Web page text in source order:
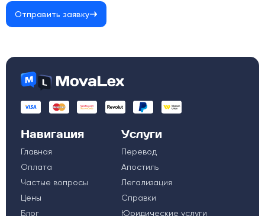
Отправить заявку
Навигация
Главная
Оплата
Частые вопросы
Цены
Блог
Услуги
Перевод
Апостиль
Легализация
Справки
Юридические услуги